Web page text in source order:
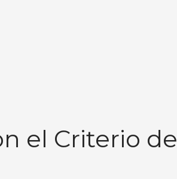
el Criterio de